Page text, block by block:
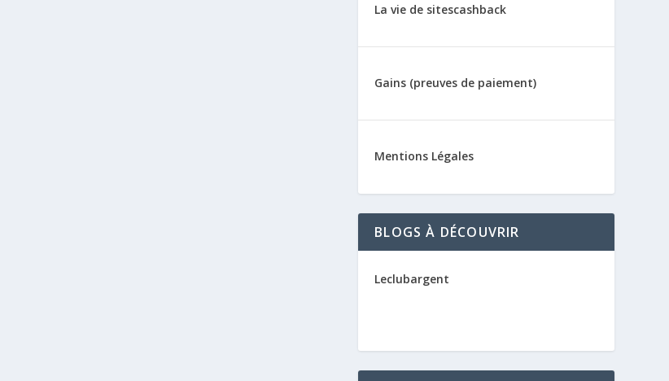
La vie de sitescashback
Gains (preuves de paiement)
Mentions Légales
BLOGS À DÉCOUVRIR
Leclubargent